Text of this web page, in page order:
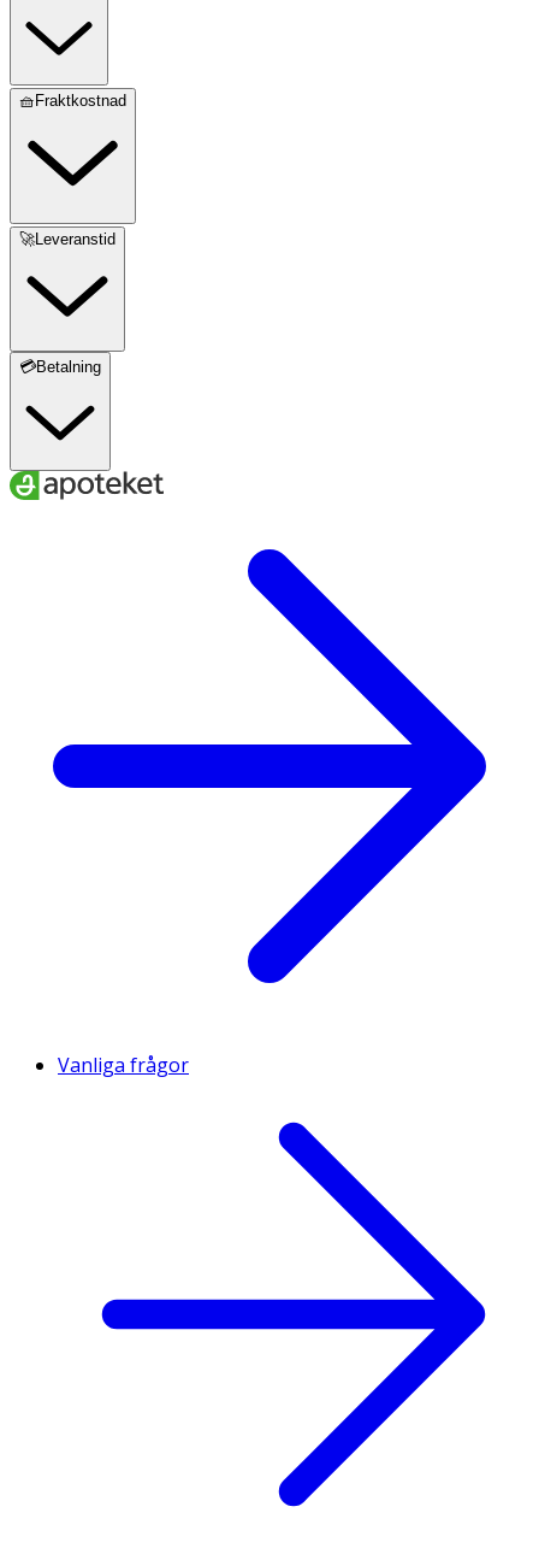
🧺Fraktkostnad
🚀Leveranstid
💳Betalning
Vanliga frågor